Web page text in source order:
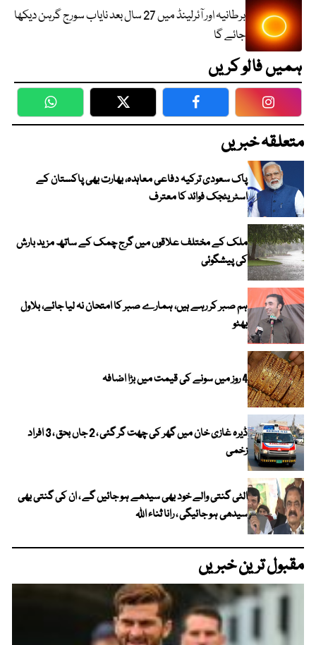
برطانیہ اور آئرلینڈ میں 27 سال بعد نایاب سورج گرہن دیکھا
جائے گا
ہمیں فالو کریں
WhatsApp Twitter Facebook
متعلقہ خبریں
پاک سعودی ترکیہ دفاعی معاہدہ، بھارت بھی پاکستان کے
اسٹریٹجک فوائد کا معترف
ملک کے مختلف علاقوں میں گرج چمک کے ساتھ مزید بارش
کی پیشگوئی
ہم صبر کر رہے ہیں، ہمارے صبر کا امتحان نہ لیا جائے، بلاول
بھٹو
4 روز میں سونے کی قیمت میں بڑا اضافہ
ڈیرہ غازی خان میں گھر کی چھت گر گئی ، 2 جاں بحق ، 3 افراد
زخمی
الٹی گنتی والے خود بھی سیدھے ہو جائیں گے ، ان کی گنتی بھی
سیدھی ہو جائیگی ، رانا ثناء اللہ
مقبول ترین خبریں